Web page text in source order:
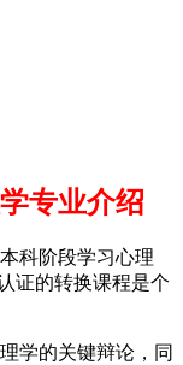
专业介绍
科阶段学习心理
证的转换课程是个
学的关键辩论，同